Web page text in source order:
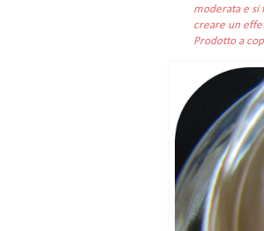
moderata e si
creare un
Prodotto a